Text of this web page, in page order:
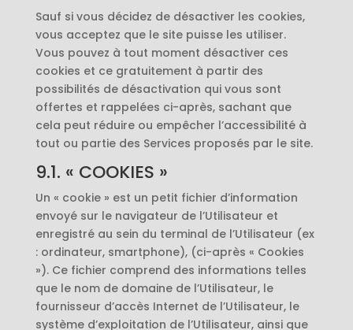
Sauf si vous décidez de désactiver les cookies,
vous acceptez que le site puisse les utiliser.
Vous pouvez à tout moment désactiver ces
cookies et ce gratuitement à partir des
possibilités de désactivation qui vous sont
offertes et rappelées ci-après, sachant que
cela peut réduire ou empêcher l’accessibilité à
tout ou partie des Services proposés par le site.
9.1. « COOKIES »
Un « cookie » est un petit fichier d’information
envoyé sur le navigateur de l’Utilisateur et
enregistré au sein du terminal de l’Utilisateur (ex
: ordinateur, smartphone), (ci-après « Cookies
»). Ce fichier comprend des informations telles
que le nom de domaine de l’Utilisateur, le
fournisseur d’accès Internet de l’Utilisateur, le
système d’exploitation de l’Utilisateur, ainsi que